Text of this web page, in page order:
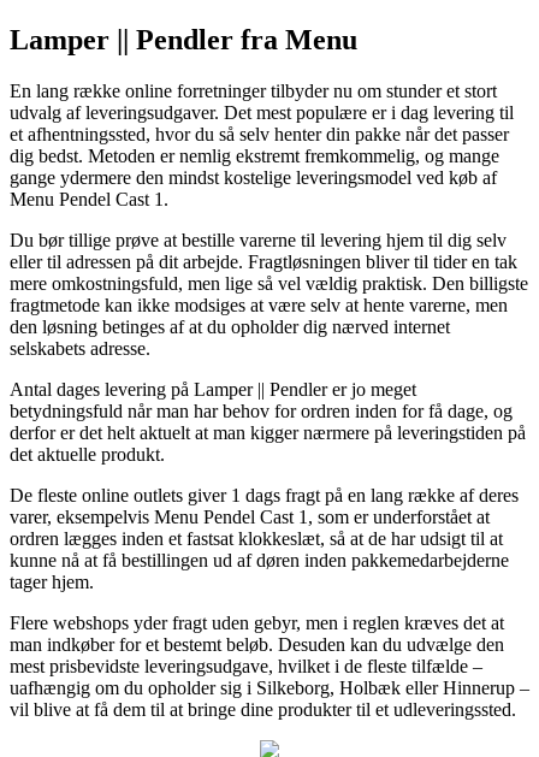
Lamper || Pendler fra Menu
En lang række online forretninger tilbyder nu om stunder et stort
udvalg af leveringsudgaver. Det mest populære er i dag levering til
et afhentningssted, hvor du så selv henter din pakke når det passer
dig bedst. Metoden er nemlig ekstremt fremkommelig, og mange
gange ydermere den mindst kostelige leveringsmodel ved køb af
Menu Pendel Cast 1.
Du bør tillige prøve at bestille varerne til levering hjem til dig selv
eller til adressen på dit arbejde. Fragtløsningen bliver til tider en tak
mere omkostningsfuld, men lige så vel vældig praktisk. Den billigste
fragtmetode kan ikke modsiges at være selv at hente varerne, men
den løsning betinges af at du opholder dig nærved internet
selskabets adresse.
Antal dages levering på Lamper || Pendler er jo meget
betydningsfuld når man har behov for ordren inden for få dage, og
derfor er det helt aktuelt at man kigger nærmere på leveringstiden på
det aktuelle produkt.
De fleste online outlets giver 1 dags fragt på en lang række af deres
varer, eksempelvis Menu Pendel Cast 1, som er underforstået at
ordren lægges inden et fastsat klokkeslæt, så at de har udsigt til at
kunne nå at få bestillingen ud af døren inden pakkemedarbejderne
tager hjem.
Flere webshops yder fragt uden gebyr, men i reglen kræves det at
man indkøber for et bestemt beløb. Desuden kan du udvælge den
mest prisbevidste leveringsudgave, hvilket i de fleste tilfælde –
uafhængig om du opholder sig i Silkeborg, Holbæk eller Hinnerup –
vil blive at få dem til at bringe dine produkter til et udleveringssted.